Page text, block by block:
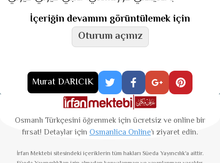
İçeriğin devamını görüntülemek için
Oturum açınız
Murat DARICIK
Osmanlı Türkçesini öğrenmek için ücretsiz ve online bir
fırsat! Detaylar için Osmanlica Online’ı ziyaret edin.
İrfan Mektebi sitesindeki içeriklerin tüm hakları Süeda Yayıncılık'a aittir.